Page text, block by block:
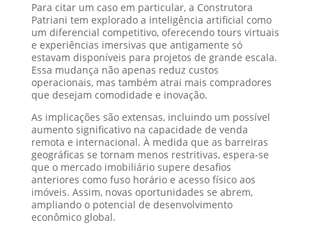
Para citar um caso em particular, a Construtora
Patriani tem explorado a inteligência artificial como
um diferencial competitivo, oferecendo tours virtuais
e experiências imersivas que antigamente só
estavam disponíveis para projetos de grande escala.
Essa mudança não apenas reduz custos
operacionais, mas também atrai mais compradores
que desejam comodidade e inovação.
As implicações são extensas, incluindo um possível
aumento significativo na capacidade de venda
remota e internacional. À medida que as barreiras
geográficas se tornam menos restritivas, espera-se
que o mercado imobiliário supere desafios
anteriores como fuso horário e acesso físico aos
imóveis. Assim, novas oportunidades se abrem,
ampliando o potencial de desenvolvimento
econômico global.